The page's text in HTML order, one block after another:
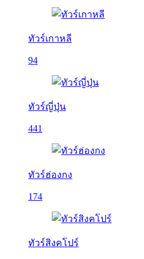
ทัวร์เกาหลี
94
ทัวร์ญี่ปุ่น
441
ทัวร์ฮ่องกง
174
ทัวร์สิงคโปร์